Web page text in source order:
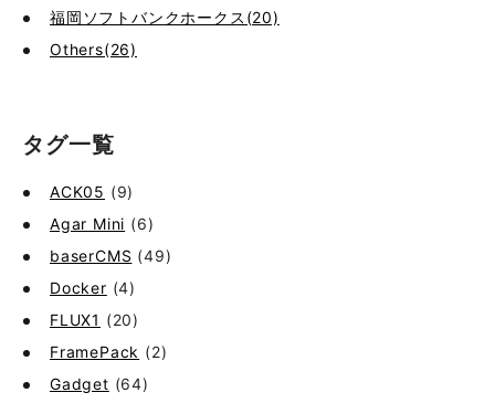
福岡ソフトバンクホークス(20)
Others(26)
タグ一覧
ACK05 (9)
Agar Mini (6)
baserCMS (49)
Docker (4)
FLUX1 (20)
FramePack (2)
Gadget (64)